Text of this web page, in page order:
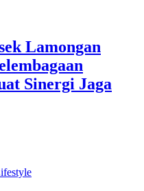
Lamongan
Sinergi Jaga